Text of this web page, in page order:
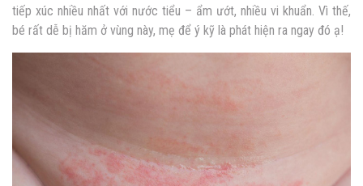
tiếp xúc nhiều nhất với nước tiểu – ẩm ướt, nhiều vi khuẩn. Vì thế,
bé rất dễ bị hăm ở vùng này, mẹ để ý kỹ là phát hiện ra ngay đó ạ!